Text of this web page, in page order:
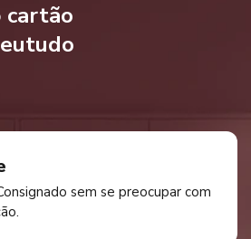
cartão
sem se preocupar com